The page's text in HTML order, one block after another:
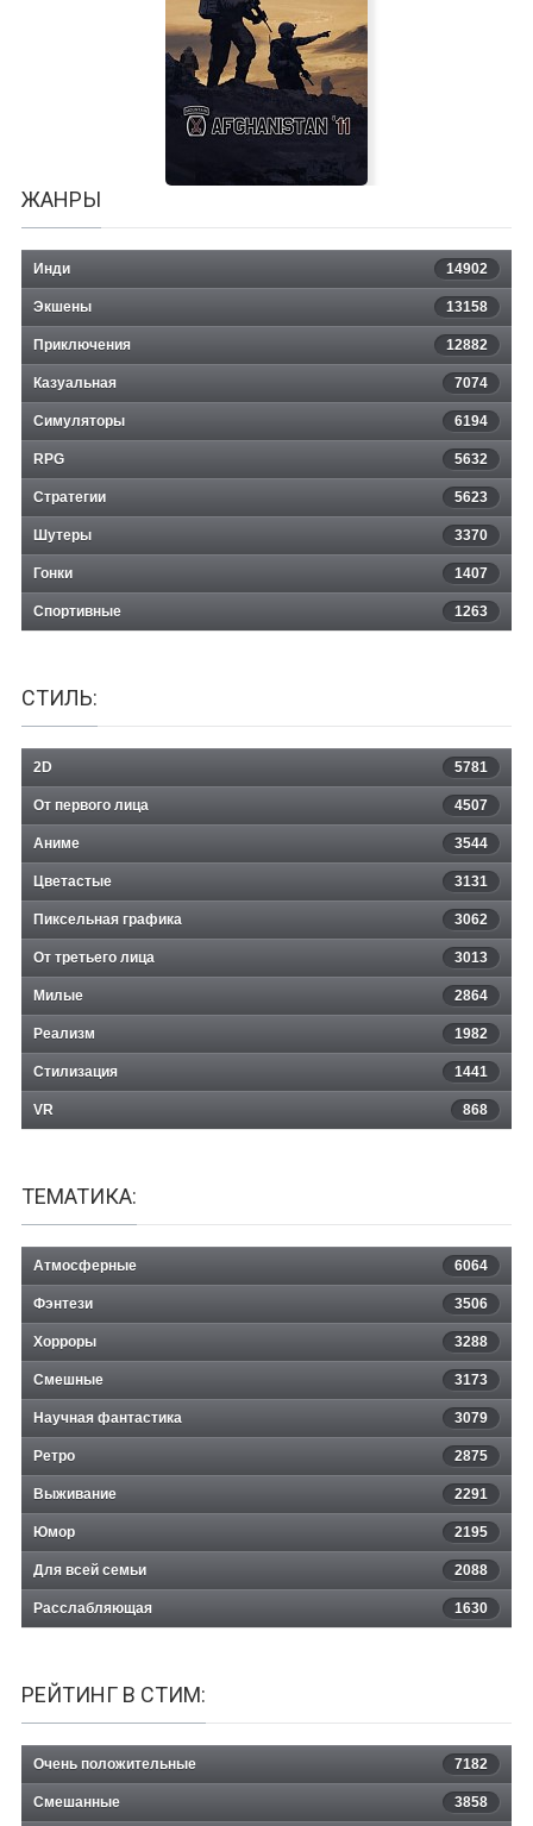
Atari Mania
ЖАНРЫ
Инди 14902
Экшены 13158
Приключения 12882
Казуальная 7074
Симуляторы 6194
RPG 5632
Стратегии 5623
Шутеры 3370
Гонки 1407
Спортивные 1263
СТИЛЬ:
2D 5781
От первого лица 4507
Аниме 3544
Цветастые 3131
Пиксельная графика 3062
От третьего лица 3013
Милые 2864
Реализм 1982
Стилизация 1441
VR 868
ТЕМАТИКА:
Атмосферные 6064
Фэнтези 3506
Хорроры 3288
Смешные 3173
Научная фантастика 3079
Ретро 2875
Выживание 2291
Юмор 2195
Для всей семьи 2088
Расслабляющая 1630
РЕЙТИНГ В СТИМ:
Очень положительные 7182
Смешанные 3858